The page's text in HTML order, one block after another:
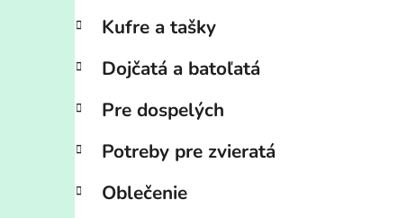
Kufre a tašky
Dojčatá a batoľatá
Pre dospelých
Potreby pre zvieratá
Oblečenie